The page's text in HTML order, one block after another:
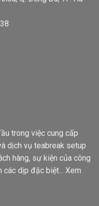
trong việc cung cấp
dịch vụ teabreak setup
hàng, sự kiện của công
các dịp đặc biệt... Xem